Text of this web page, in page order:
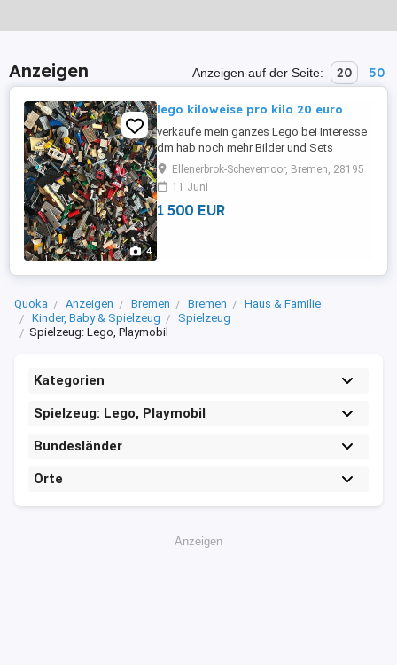
Anzeigen Anzeigen auf der Seite: 20 50
4
lego kiloweise pro kilo 20 euro
verkaufe mein ganzes Lego bei Interesse
dm hab noch mehr Bilder und Sets
Ellenerbrok-Schevemoor, Bremen, 28195
11 Juni
1 500 EUR
Quoka Anzeigen Bremen Bremen
Haus & Familie
Kinder, Baby & Spielzeug
Spielzeug
Spielzeug: Lego, Playmobil
Kategorien
Spielzeug: Lego, Playmobil
Bundesländer
Orte
Anzeigen